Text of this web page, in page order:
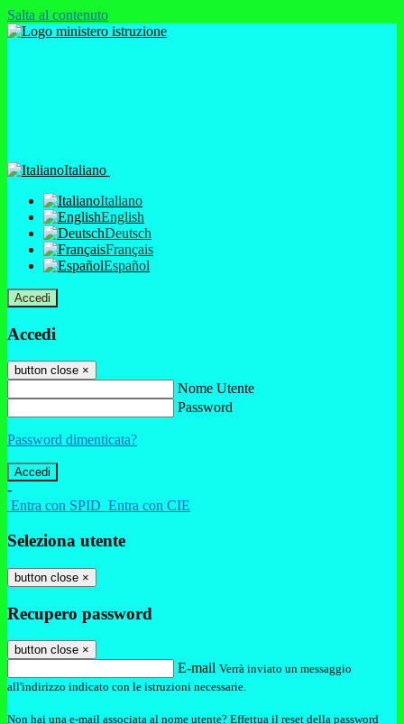
Salta al contenuto
Italiano
Italiano
English
Deutsch
Français
Español
Accedi
Accedi
button close ×
Nome Utente
Password
Password dimenticata?
-
Entra con SPID Entra con CIE
Seleziona utente
button close ×
Recupero password
button close ×
E-mail Verrà inviato un messaggio
all'indirizzo indicato con le istruzioni necessarie.
Non hai una e-mail associata al nome utente? Effettua il reset della password